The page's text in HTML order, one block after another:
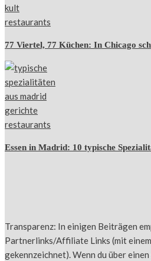
77 Viertel, 77 Küchen: In Chicago
Essen in Madrid: 10 typische
Transparenz: In einigen Beiträgen
Partnerlinks/Affiliate Links (mit
gekennzeichnet). Wenn du über